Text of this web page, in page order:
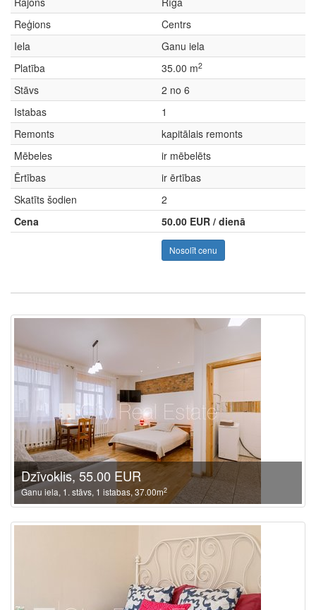
Reģions
Centrs
Iela
Ganu iela
Platība
35.00 m2
Stāvs
2 no 6
Istabas
1
Remonts
kapitālais remonts
Mēbeles
ir mēbelēts
Ērtības
ir ērtības
Skatīts šodien
2
Cena
50.00 EUR / dienā
Nosolīt cenu
Dzīvoklis, 55.00 EUR
Ganu iela, 1. stāvs, 1 istabas, 37.00m2